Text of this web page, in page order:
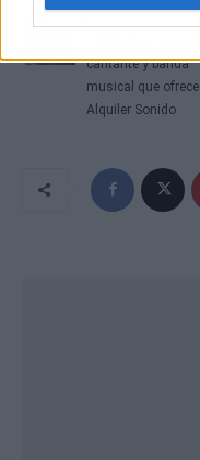
Artículo anterior
cantante y banda
musical que ofrece
Alquiler Sonido